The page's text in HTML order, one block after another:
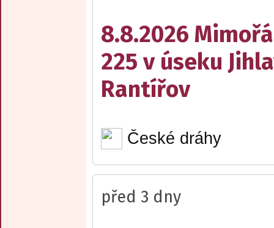
8.8.2026
225 v úseku
Rantířov
České dráhy
před 3 dny